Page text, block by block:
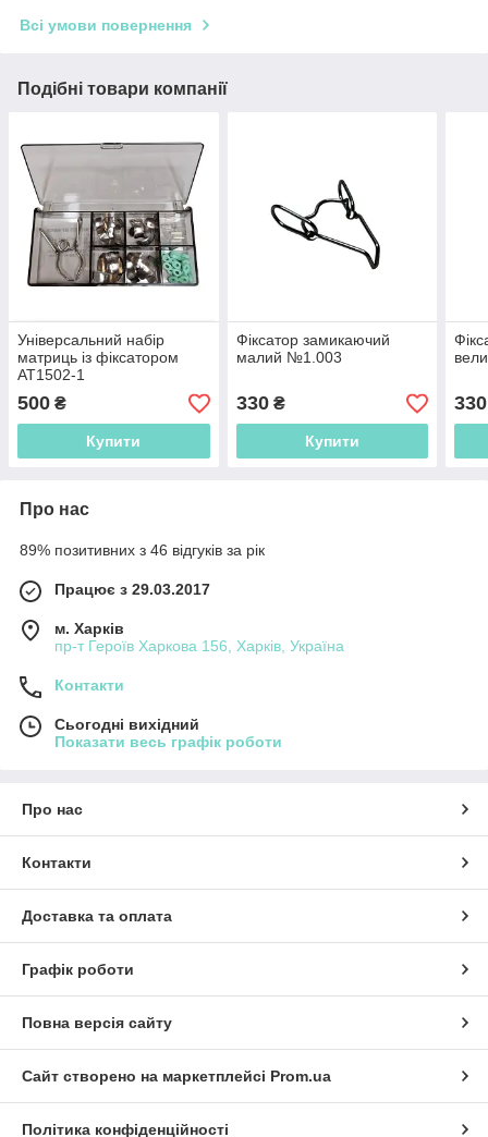
Всі умови повернення
Подібні товари компанії
Універсальний набір
матриць із фіксатором
AT1502-1
500 ₴
Купити
Фіксатор замикаючий
малий №1.003
330₴
Купити
330
Про нас
89% позитивних з 46 відгуків за рік
Працює з 29.03.2017
м. Харків
пр-т Героїв Харкова 156, Харків, Україна
Контакти
Сьогодні вихідний
Показати весь графік роботи
Про нас
Контакти
Доставка та оплата
Графік роботи
Повна версія сайту
Сайт створено на маркетплейсі Prom.ua
Політика конфіденційності